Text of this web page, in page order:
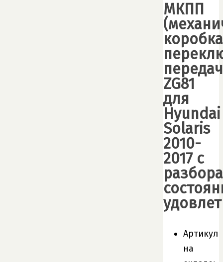
МКПП
коробка
ZG81
для
Hyundai
Solaris
2010-
2017 с
разбора
Артикул
на